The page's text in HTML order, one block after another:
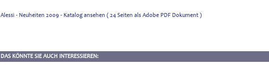
Alessi - Neuheiten 2009 - Katalog ansehen ( 24 Seiten als Adobe PDF Dokument )
DAS KÖNNTE SIE AUCH INTERESSIEREN: